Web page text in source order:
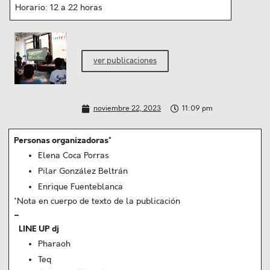
Horario: 12 a 22 horas
ver publicaciones
noviembre 22, 2023 11:09 pm
Personas organizadoras*
Elena Coca Porras
Pilar González Beltrán
Enrique Fuenteblanca
*Nota en cuerpo de texto de la publicación
–
LINE UP dj
Pharaoh
Teq